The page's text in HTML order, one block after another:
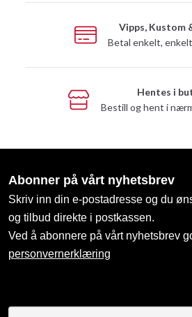
Vipps, Kustom
Betal enkelt,
Hentes i
Bestill og hent i
Abonner på vårt nyhetsbrev
Skriv inn din e-postadresse og du
og tilbud direkte i postkassen.
Ved å abonnere på vårt nyhetsbrev
personvernerklæring